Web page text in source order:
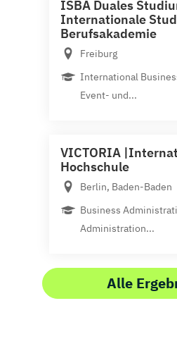
ISBA Duales
Internationale
Berufsakademie
Freiburg
International
Event- und...
VICTORIA
Hochschule
Berlin, Baden-Baden
Business
Administration...
Alle